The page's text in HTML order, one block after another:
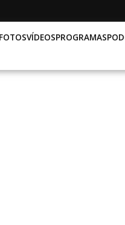
FOTOSVÍDEOSPROGRAMAS